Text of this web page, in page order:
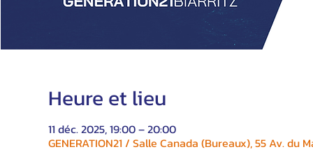
Heure et lieu
11 déc. 2025, 19:00 – 20:00
GENERATION21 / Salle Canada (Bureaux), 55 Av.